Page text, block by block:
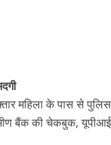
महिला के पास से
बैंक की चेकबुक,